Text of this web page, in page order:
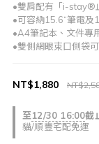
•雙肩配有「i-stay®
•可容納15.6“筆電及
•A4筆記本、文件專
•雙側網眼束口側袋
至12/30 16:00截
貓/順豐宅配免運
NT$1,880